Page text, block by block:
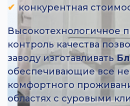
конкурентная
Высокотехнологичное
контроль качества
заводу изготавливать
обеспечивающие все
комфортного
областях с суровыми